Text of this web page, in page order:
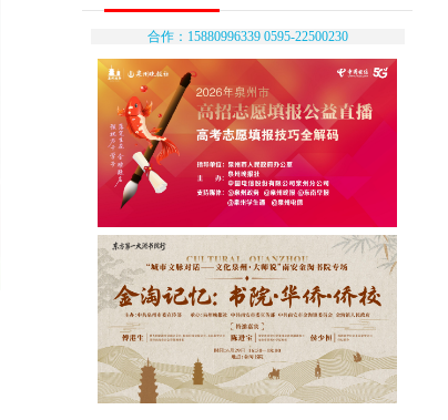
合作：15880996339 0595-22500230